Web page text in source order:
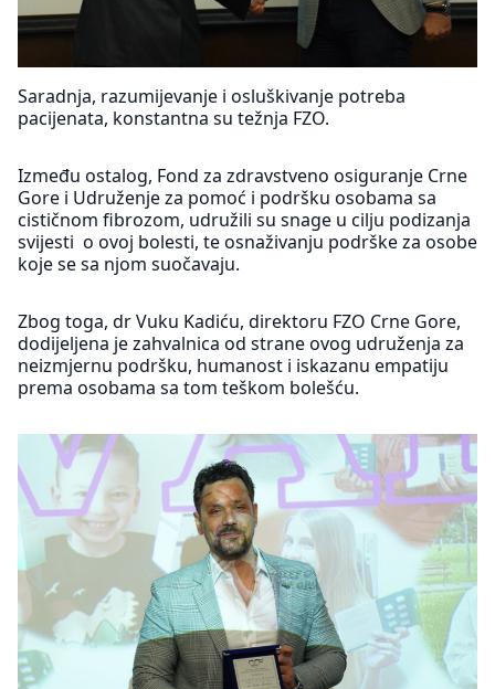
Saradnja, razumijevanje i osluškivanje potreba
pacijenata, konstantna su težnja FZO.
Između ostalog, Fond za zdravstveno osiguranje Crne
Gore i Udruženje za pomoć i podršku osobama sa
cističnom fibrozom, udružili su snage u cilju podizanja
svijesti o ovoj bolesti, te osnaživanju podrške za osobe
koje se sa njom suočavaju.
Zbog toga, dr Vuku Kadiću, direktoru FZO Crne Gore,
dodijeljena je zahvalnica od strane ovog udruženja za
neizmjernu podršku, humanost i iskazanu empatiju
prema osobama sa tom teškom bolešću.